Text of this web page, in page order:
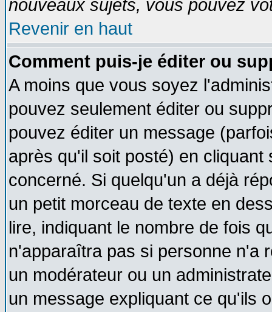
nouveaux sujets, vous pouvez
Revenir en haut
Comment puis-je éditer ou
A moins que vous soyez
pouvez seulement éditer ou
pouvez éditer un message
après qu'il soit posté) en
concerné. Si quelqu'un a déjà
un petit morceau de texte en
lire, indiquant le nombre de fois
n'apparaîtra pas si personne n'a
un modérateur ou un
un message expliquant ce qu'ils